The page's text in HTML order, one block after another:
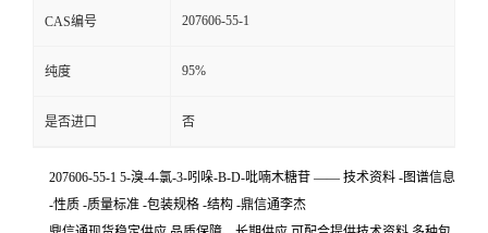
CAS编号 207606-55-1
纯度 95%
是否进口 否
207606-55-1 5-溴-4-氯-3-吲哚-Β-D-吡喃木糖苷 —— 技术资料 -图谱信息
-性质 -质量标准 -包装规格 -结构 -鼎信通李杰